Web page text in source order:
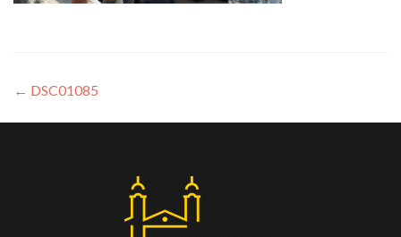
← DSC01085